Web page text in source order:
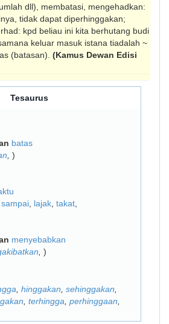
dll), membatasi, mengehadkan:
tidak dapat diperhinggakan;
kpd beliau ini kita berhutang budi
keluar masuk istana tiadalah ~
(batasan). (Kamus Dewan Edisi
Tesaurus
batas
)
sampai lajak takat
menyebabkan
)
hinggakan sehinggakan
terhingga perhinggaan